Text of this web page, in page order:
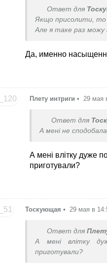
Ответ для
Якщо присолити, то
Але я таке раз можу
Да, именно
Плету интриги • 29 мая
Ответ для
А мені не
А мені влітку дуже
приготували?
Тоскующая • 29 мая в
Ответ для
А мені влітку
приготували?